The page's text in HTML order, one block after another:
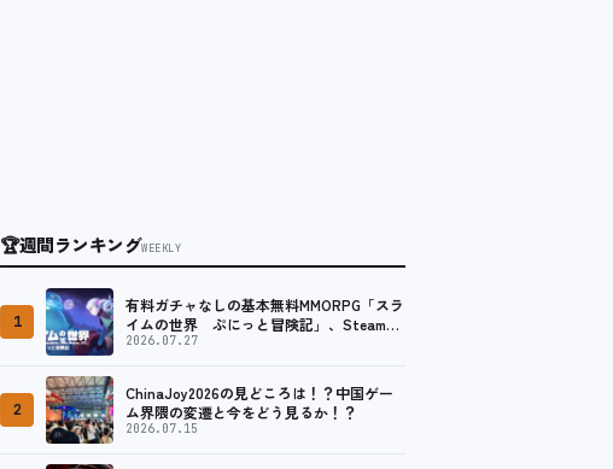
🏆週間ランキングWEEKLY
1
有料ガチャなしの基本無料MMORPG「スラ
イムの世界 ぷにっと冒険記」、Steam向
けの無料体験版が8月末に配信決定
2026.07.27
2
ChinaJoy2026の見どころは！？中国ゲー
ム界隈の変遷と今をどう見るか！？
2026.07.15